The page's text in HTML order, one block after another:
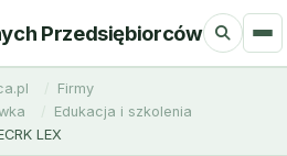
Przedsiębiorców
Firmy
Edukacja i szkolenia
LEX